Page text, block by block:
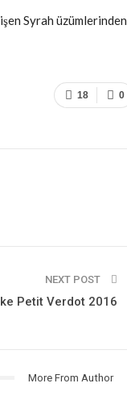
Syrah üzümlerinden
0
18
NEXT POST
Petit Verdot 2016
More From Author